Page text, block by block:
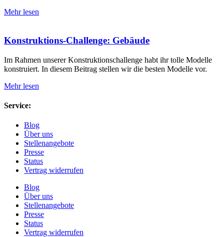
Mehr lesen
Konstruktions-Challenge: Gebäude
Im Rahmen unserer Konstruktionschallenge habt ihr tolle Modelle
konstruiert. In diesem Beitrag stellen wir die besten Modelle vor.
Mehr lesen
Service:
Blog
Über uns
Stellenangebote
Presse
Status
Vertrag widerrufen
Blog
Über uns
Stellenangebote
Presse
Status
Vertrag widerrufen